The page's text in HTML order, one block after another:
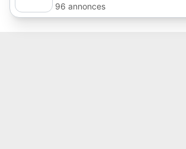
EVOLUTION INTERNATIONAL SAS
96 annonces